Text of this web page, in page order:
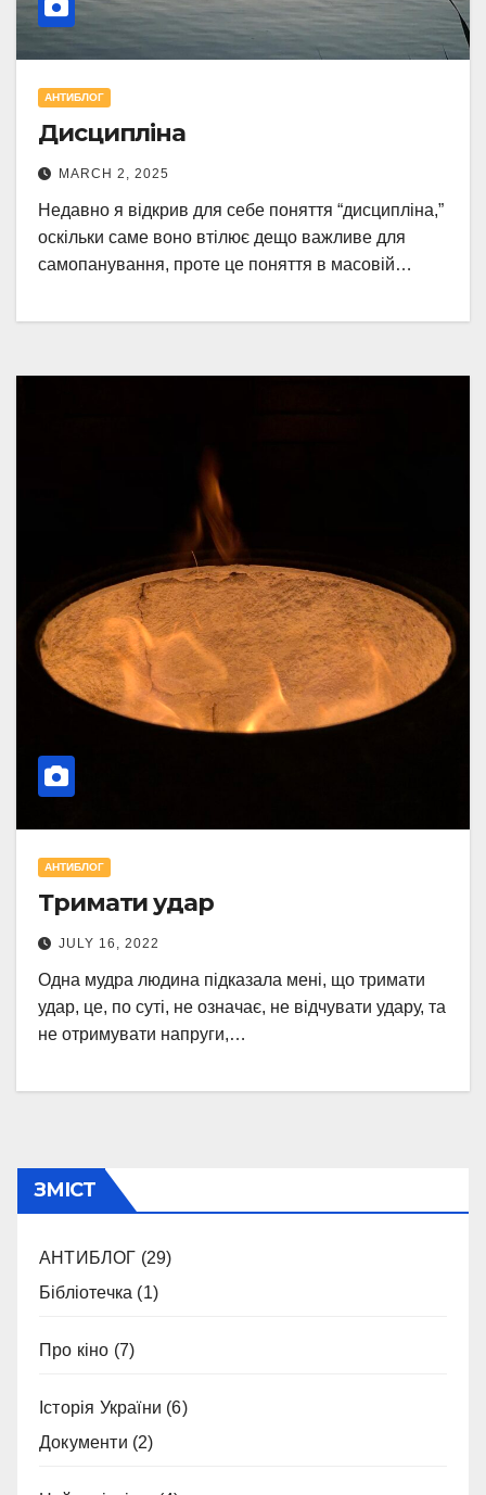
АНТИБЛОГ
Дисципліна
MARCH 2, 2025
Недавно я відкрив для себе поняття “дисципліна,”
оскільки саме воно втілює дещо важливе для
самопанування, проте це поняття в масовій…
АНТИБЛОГ
Тримати удар
JULY 16, 2022
Одна мудра людина підказала мені, що тримати
удар, це, по суті, не означає, не відчувати удару, та
не отримувати напруги,…
ЗМІСТ
АНТИБЛОГ (29)
Бібліотечка (1)
Про кіно (7)
Історія України (6)
Документи (2)